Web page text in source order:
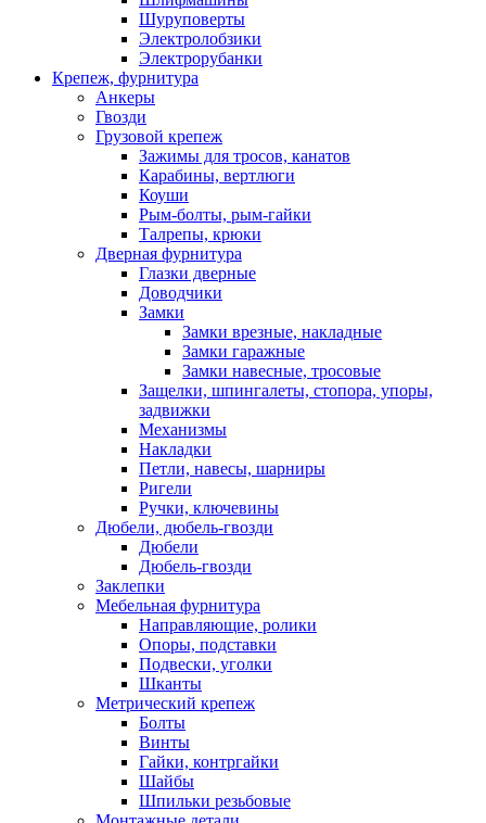
Шуруповерты
Электролобзики
Электрорубанки
Крепеж, фурнитура
Анкеры
Гвозди
Грузовой крепеж
Зажимы для тросов, канатов
Карабины, вертлюги
Коуши
Рым-болты, рым-гайки
Талрепы, крюки
Дверная фурнитура
Глазки дверные
Доводчики
Замки
Замки врезные, накладные
Замки гаражные
Замки навесные, тросовые
Защелки, шпингалеты, стопора, упоры,
задвижки
Механизмы
Накладки
Петли, навесы, шарниры
Ригели
Ручки, ключевины
Дюбели, дюбель-гвозди
Дюбели
Дюбель-гвозди
Заклепки
Мебельная фурнитура
Направляющие, ролики
Опоры, подставки
Подвески, уголки
Шканты
Метрический крепеж
Болты
Винты
Гайки, контргайки
Шайбы
Шпильки резьбовые